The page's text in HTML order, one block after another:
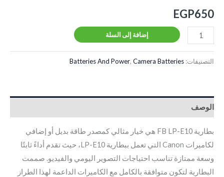
EGP650
إضافة إلى السلة
التصنيفات: Batteries And Power, Camera Batteries
الوصف
بطارية FB LP-E10 هي خيار مثالي كمصدر طاقة بديل أو إضافي
لكاميرات Canon التي تعمل ببطارية LP-E10، حيث تقدم أداءً ثابتًا
وسعة ممتازة تناسب احتياجات التصوير اليومي والفيديو. صممت
البطارية لتكون متوافقة بالكامل مع الكاميرات الداعمة لهذا الطراز